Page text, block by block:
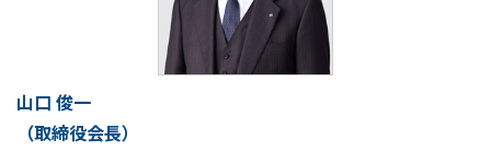
山口 俊一
（取締役会長）